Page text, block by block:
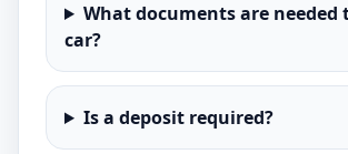
What documents are needed
car?
Is a deposit required?